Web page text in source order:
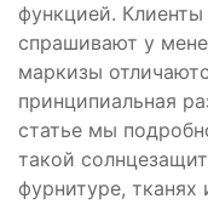
функцией.
спрашивают у
маркизы
принципиальная
статье мы
такой
фурнитуре, тканях